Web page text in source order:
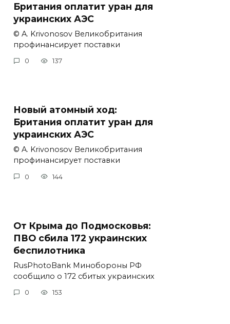
Британия оплатит уран для
украинских АЭС
© A. Krivonosov Великобритания
профинансирует поставки
0 137
Новый атомный ход:
Британия оплатит уран для
украинских АЭС
© A. Krivonosov Великобритания
профинансирует поставки
0 144
От Крыма до Подмосковья:
ПВО сбила 172 украинских
беспилотника
RusPhotoBank Минобороны РФ
сообщило о 172 сбитых украинских
0 153